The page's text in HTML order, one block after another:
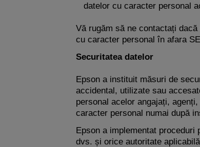
datelor cu caracter personal
Vă rugăm să ne contactați
cu caracter personal în afara
Securitatea datelor
Epson a instituit măsuri de
accidental, utilizate sau
personal acelor angajați,
caracter personal numai după
Epson a implementat
dvs. și orice autoritate